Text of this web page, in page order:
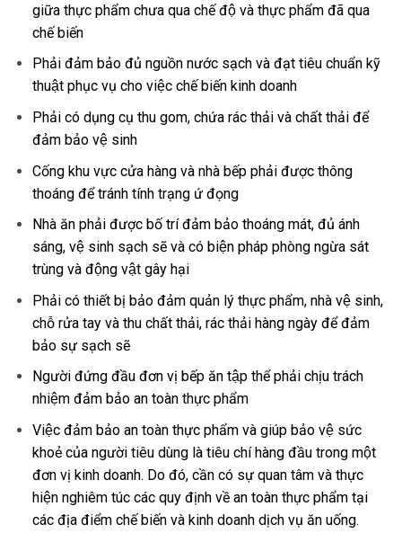
giữa thực phẩm chưa qua chế độ và thực phẩm đã qua
chế biến
Phải đảm bảo đủ nguồn nước sạch và đạt tiêu chuẩn kỹ
thuật phục vụ cho việc chế biến kinh doanh
Phải có dụng cụ thu gom, chứa rác thải và chất thải để
đảm bảo vệ sinh
Cống khu vực cửa hàng và nhà bếp phải được thông
thoáng để tránh tính trạng ứ đọng
Nhà ăn phải được bố trí đảm bảo thoáng mát, đủ ánh
sáng, vệ sinh sạch sẽ và có biện pháp phòng ngừa sát
trùng và động vật gây hại
Phải có thiết bị bảo đảm quản lý thực phẩm, nhà vệ sinh,
chỗ rửa tay và thu chất thải, rác thải hàng ngày để đảm
bảo sự sạch sẽ
Người đứng đầu đơn vị bếp ăn tập thể phải chịu trách
nhiệm đảm bảo an toàn thực phẩm
Việc đảm bảo an toàn thực phẩm và giúp bảo vệ sức
khoẻ của người tiêu dùng là tiêu chí hàng đầu trong một
đơn vị kinh doanh. Do đó, cần có sự quan tâm và thực
hiện nghiêm túc các quy định về an toàn thực phẩm tại
các địa điểm chế biến và kinh doanh dịch vụ ăn uống.